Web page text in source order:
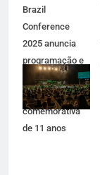
Brazil
Conference
2025 anuncia
programação e
novidades da
edição
comemorativa
de 11 anos